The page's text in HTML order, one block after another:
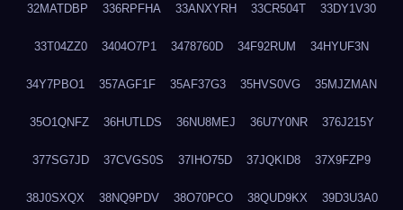
32MATDBP 336RPFHA 33ANXYRH 33CR504T 33DY1V30
33T04ZZ0 3404O7P1 3478760D 34F92RUM 34HYUF3N
34Y7PBO1 357AGF1F 35AF37G3 35HVS0VG 35MJZMAN
35O1QNFZ 36HUTLDS 36NU8MEJ 36U7Y0NR 376J215Y
377SG7JD 37CVGS0S 37IHO75D 37JQKID8 37X9FZP9
38J0SXQX 38NQ9PDV 38O70PCO 38QUD9KX 39D3U3A0